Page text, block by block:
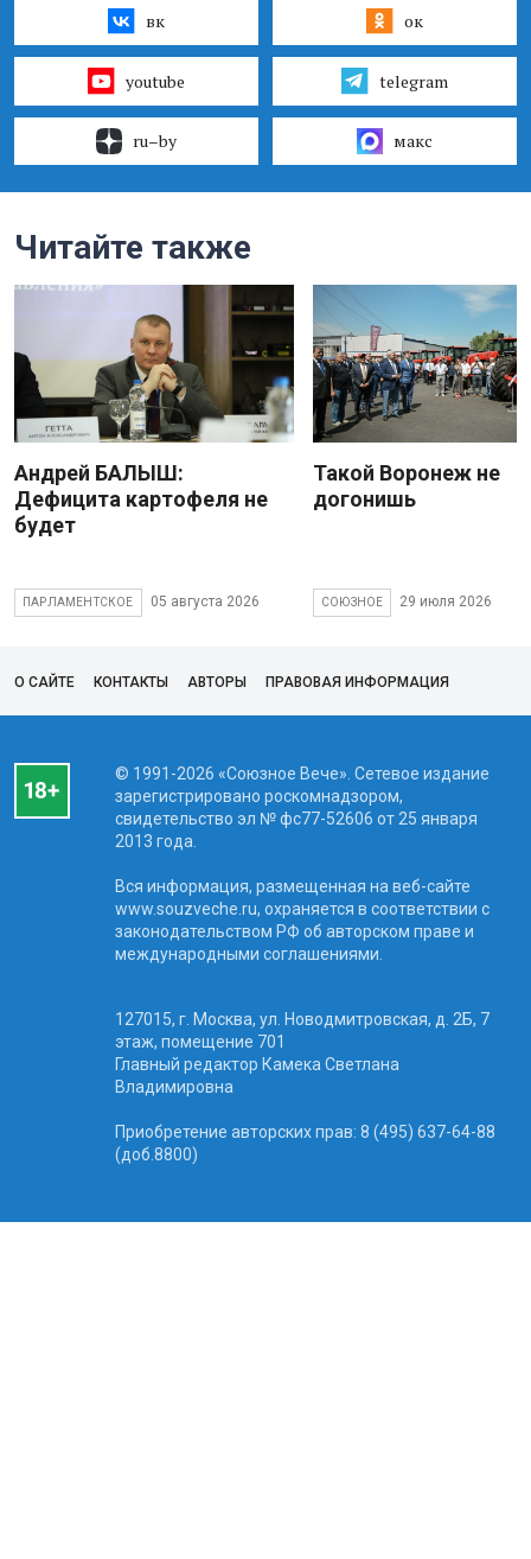
вк ок
youtube telegram
ru–by макс
Читайте также
Андрей БАЛЫШ:
Дефицита картофеля не
будет
ПАРЛАМЕНТСКОЕ 05 августа 2026
Такой Воронеж не
догонишь
СОЮЗНОЕ 29 июля 2026
О САЙТЕ КОНТАКТЫ АВТОРЫ ПРАВОВАЯ ИНФОРМАЦИЯ
© 1991-2026 «Союзное Вече». Сетевое издание
зарегистрировано роскомнадзором,
свидетельство эл № фc77-52606 от 25 января
2013 года.
Вся информация, размещенная на веб-сайте
www.souzveche.ru, охраняется в соответствии с
законодательством РФ об авторском праве и
международными соглашениями.
127015, г. Москва, ул. Новодмитровская, д. 2Б, 7
этаж, помещение 701
Главный редактор Камека Светлана
Владимировна
Приобретение авторских прав: 8 (495) 637-64-88
(доб.8800)